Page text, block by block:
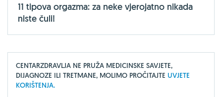
11 tipova orgazma: za neke vjerojatno nikada
niste čuli!
CENTARZDRAVLJA NE PRUŽA MEDICINSKE SAVJETE,
DIJAGNOZE ILI TRETMANE, MOLIMO PROČITAJTE UVJETE
KORIŠTENJA.